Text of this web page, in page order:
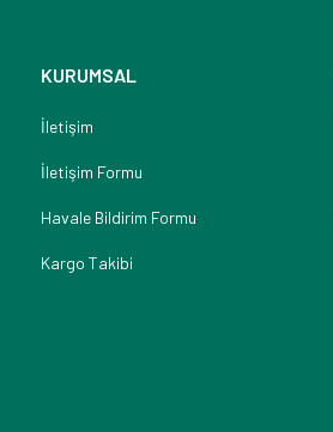
KURUMSAL
İletişim
İletişim Formu
Havale Bildirim Formu
Kargo Takibi